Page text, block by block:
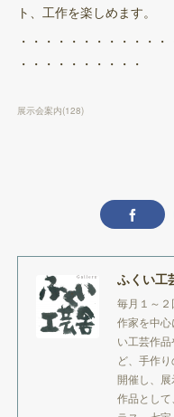
ト、工作を楽しめます。
・・・・・・・・・・・
・・・・・・・・・・
展示会案内(128)
ふくい工
毎月１～
作家を中
い工芸作
ど、手作
開催し、
作品とし